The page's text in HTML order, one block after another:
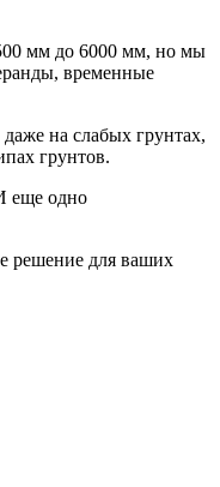
мм до 6000 мм, но мы
временные
на слабых грунтах,
грунтов.
еще одно
решение для ваших